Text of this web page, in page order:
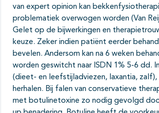
van expert opinion kan
problematiek overwogen worden (Van
Gelet op de bijwerkingen en
keuze. Zeker indien patiënt eerder
bevelen. Andersom kan na 6 weken
worden geswitcht naar ISDN 1% 5-6 dd.
(dieet- en leefstijladviezen, laxantia,
herhalen. Bij falen van conservatieve
met botulinetoxine zo nodig gevolgd